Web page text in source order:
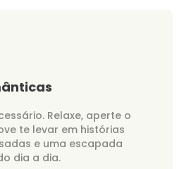
Relaxe, aperte o
te levar em histórias
e uma escapada
dia a dia.